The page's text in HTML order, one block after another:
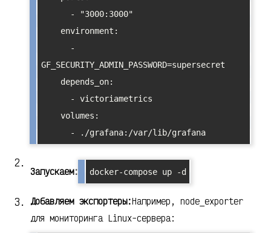
GF_SECURITY_ADMIN_PASSWORD=supersecret
      - ./grafana:/var/lib/grafana
Запускаем: docker-compose up -d
Добавляем экспортеры:Например, node_exporter
для мониторинга Linux-сервера: